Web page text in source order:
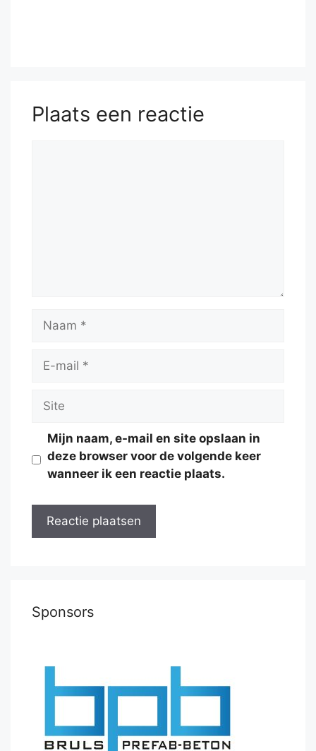
Plaats een reactie
Naam
Site
Mijn naam, e-mail en site opslaan in
deze browser voor de volgende keer
wanneer ik een reactie plaats.
Sponsors